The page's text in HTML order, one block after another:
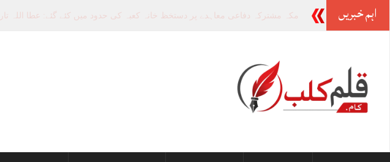
اہم خبریں وزیراعظم سے کوئی شکایت نہ